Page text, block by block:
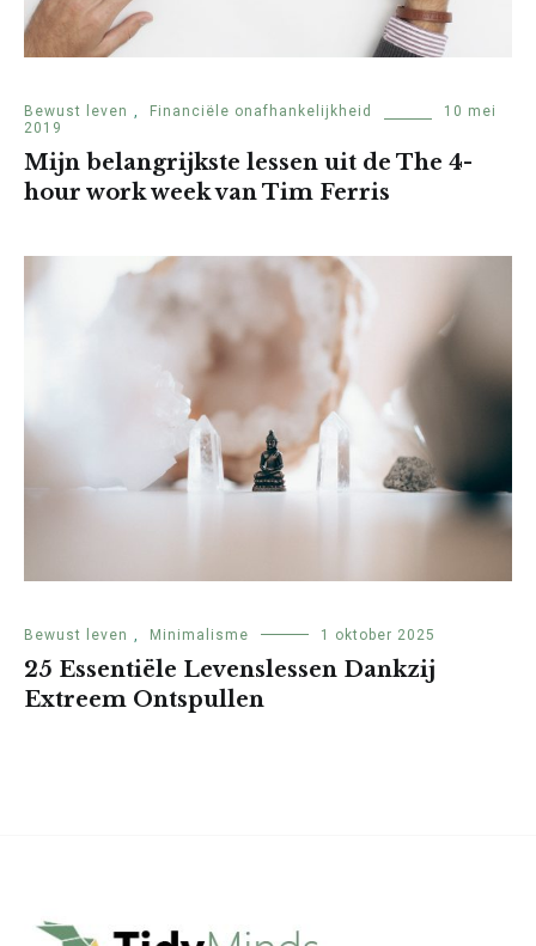
Bewust leven Financiële onafhankelijkheid
10 mei
2019
Mijn belangrijkste lessen uit de The 4-
hour work week van Tim Ferris
Bewust leven Minimalisme 1 oktober 2025
25 Essentiële Levenslessen Dankzij
Extreem Ontspullen